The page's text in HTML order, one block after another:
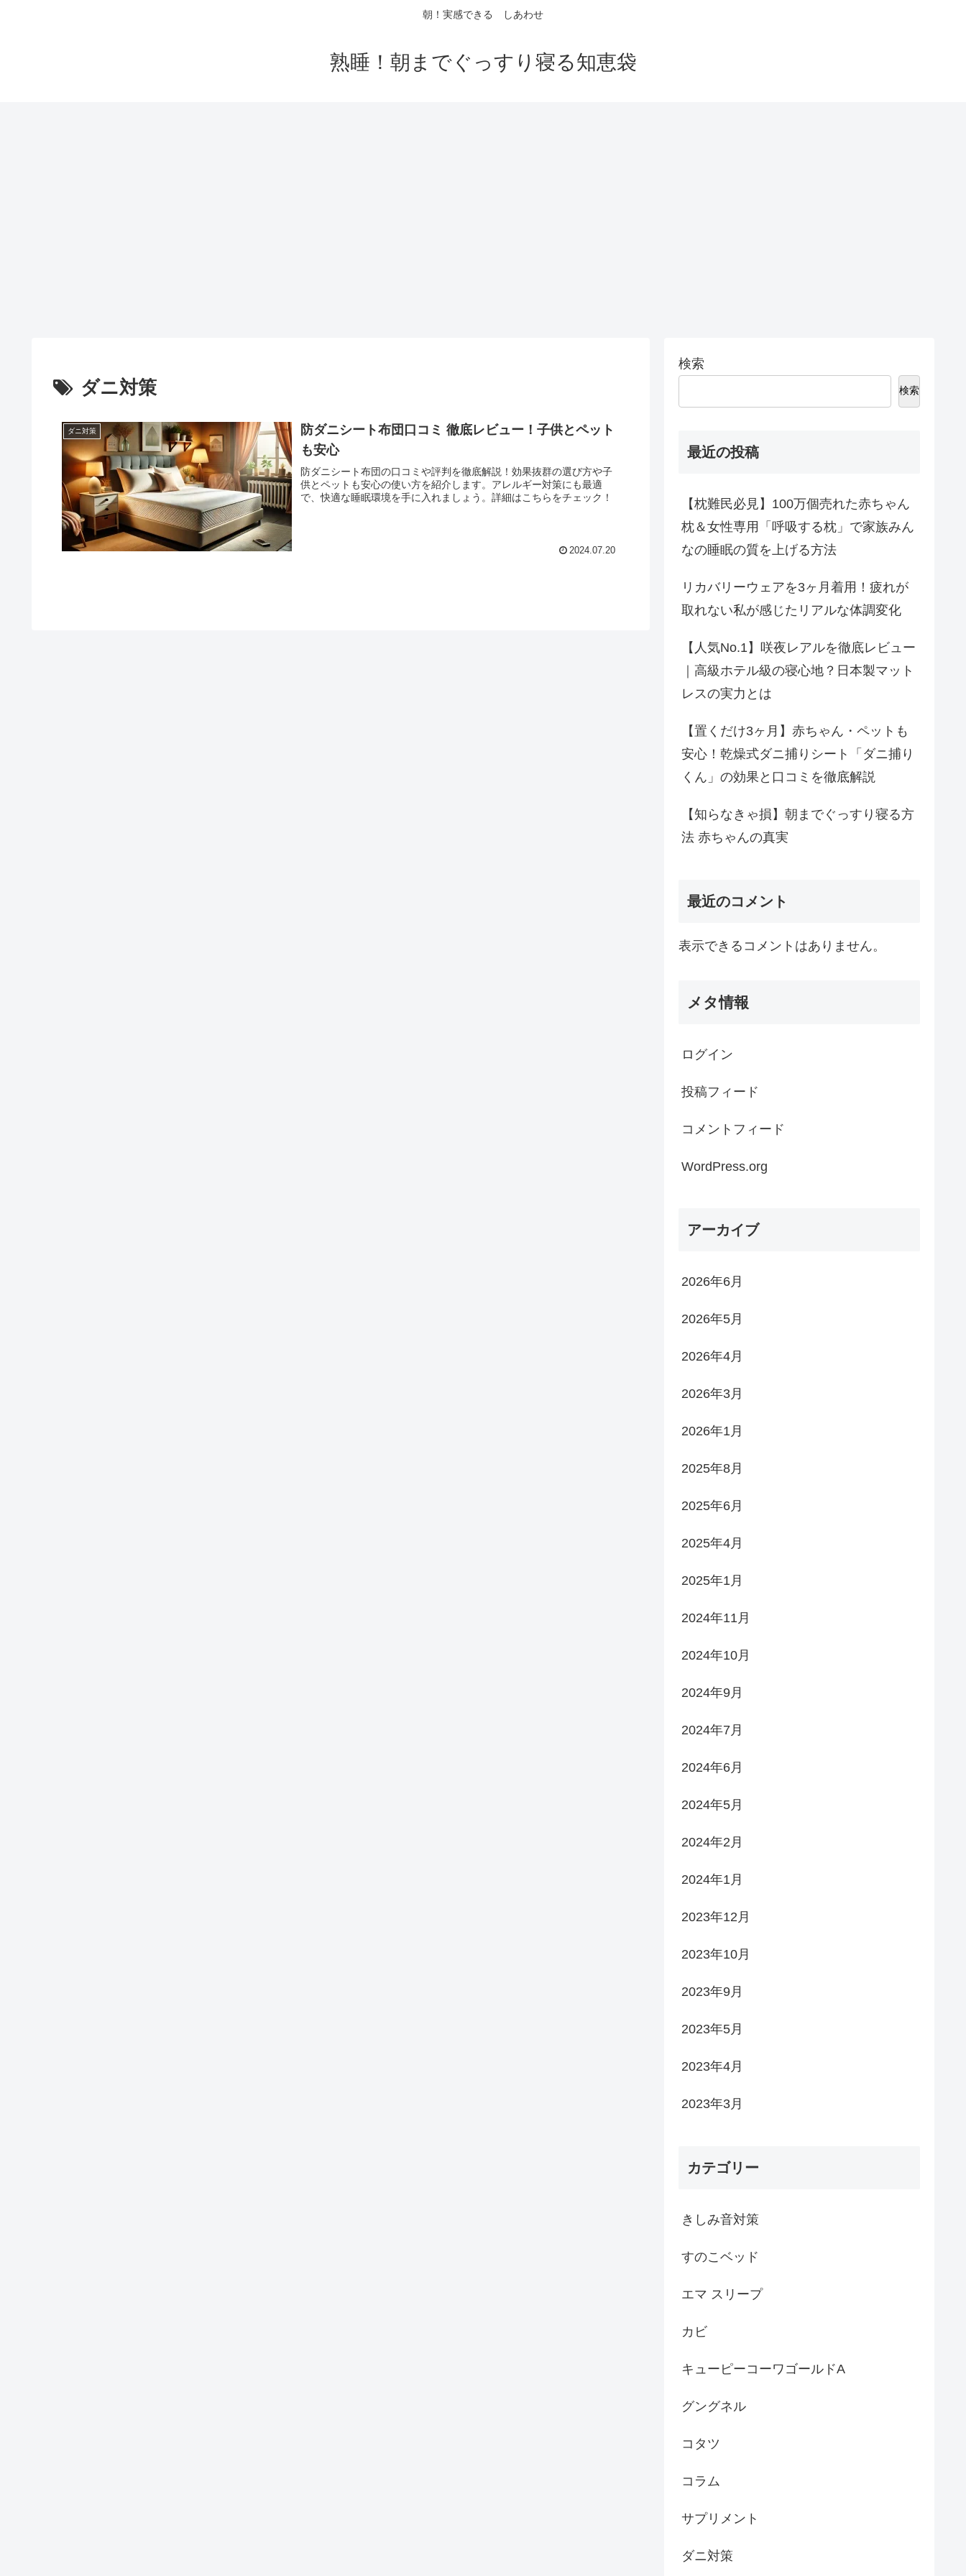
朝！実感できる しあわせ
熟睡！朝までぐっすり寝る知恵袋
ダニ対策
ダニ対策
防ダニシート布団口コミ 徹底レビュー！子供とペット
も安心
防ダニシート布団の口コミや評判を徹底解説！効果抜群の選び方や子
供とペットも安心の使い方を紹介します。アレルギー対策にも最適
で、快適な睡眠環境を手に入れましょう。詳細はこちらをチェック！
2024.07.20
検索
検索
最近の投稿
【枕難民必見】100万個売れた赤ちゃん
枕＆女性専用「呼吸する枕」で家族みん
なの睡眠の質を上げる方法
リカバリーウェアを3ヶ月着用！疲れが
取れない私が感じたリアルな体調変化
【人気No.1】咲夜レアルを徹底レビュー
｜高級ホテル級の寝心地？日本製マット
レスの実力とは
【置くだけ3ヶ月】赤ちゃん・ペットも
安心！乾燥式ダニ捕りシート「ダニ捕り
くん」の効果と口コミを徹底解説
【知らなきゃ損】朝までぐっすり寝る方
法 赤ちゃんの真実
最近のコメント
表示できるコメントはありません。
メタ情報
ログイン
投稿フィード
コメントフィード
WordPress.org
アーカイブ
2026年6月
2026年5月
2026年4月
2026年3月
2026年1月
2025年8月
2025年6月
2025年4月
2025年1月
2024年11月
2024年10月
2024年9月
2024年7月
2024年6月
2024年5月
2024年2月
2024年1月
2023年12月
2023年10月
2023年9月
2023年5月
2023年4月
2023年3月
カテゴリー
きしみ音対策
すのこベッド
エマ スリープ
カビ
キューピーコーワゴールドA
グングネル
コタツ
コラム
サプリメント
ダニ対策